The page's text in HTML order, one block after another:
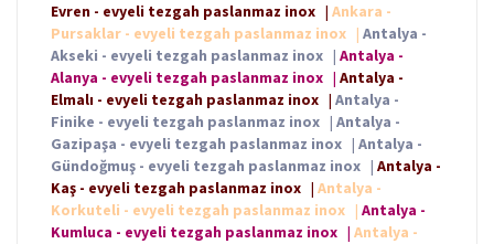
Evren - evyeli tezgah paslanmaz inox | Ankara -
Pursaklar - evyeli tezgah paslanmaz inox | Antalya -
Akseki - evyeli tezgah paslanmaz inox | Antalya -
Alanya - evyeli tezgah paslanmaz inox | Antalya -
Elmalı - evyeli tezgah paslanmaz inox | Antalya -
Finike - evyeli tezgah paslanmaz inox | Antalya -
Gazipaşa - evyeli tezgah paslanmaz inox | Antalya -
Gündoğmuş - evyeli tezgah paslanmaz inox | Antalya -
Kaş - evyeli tezgah paslanmaz inox | Antalya -
Korkuteli - evyeli tezgah paslanmaz inox | Antalya -
Kumluca - evyeli tezgah paslanmaz inox | Antalya -